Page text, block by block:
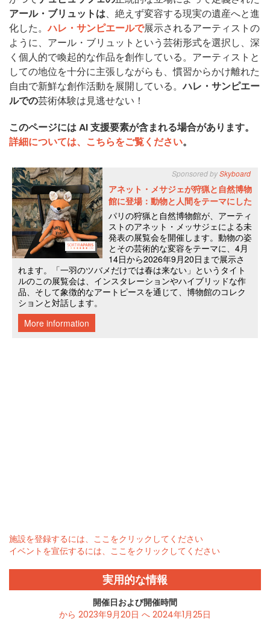
アール・ブリュットは、絶えず変容する現実の遺産へと進
化した。ハレ・サンピエールで展示されるアーティストの
ように、アール・ブリュットという芸術形式を選択し、深
く個人的で喚起的な作品を創作している。アーティストと
しての地位を十分に主張しながらも、慣習からかけ離れた
自由で新鮮な創作活動を展開している。ハレ・サンピエー
ルでの芸術体験は見逃せない！
このページには AI 支援要素が含まれる場合があります。
詳細については、こちらをご覧ください。
施設を登録するには、ここをクリックしてください
イベントを宣伝するには、ここをクリックしてください
実用的な情報
開催日および開催時間
から 2023年9月20日 へ 2024年1月25日